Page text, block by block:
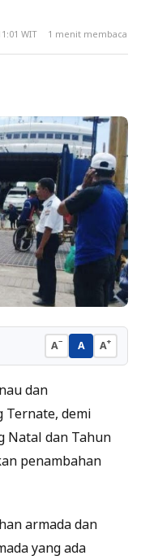
WIT 1 menit membaca
A− A A+
dan
Ternate, demi
Natal dan Tahun
penambahan
armada dan
yang ada